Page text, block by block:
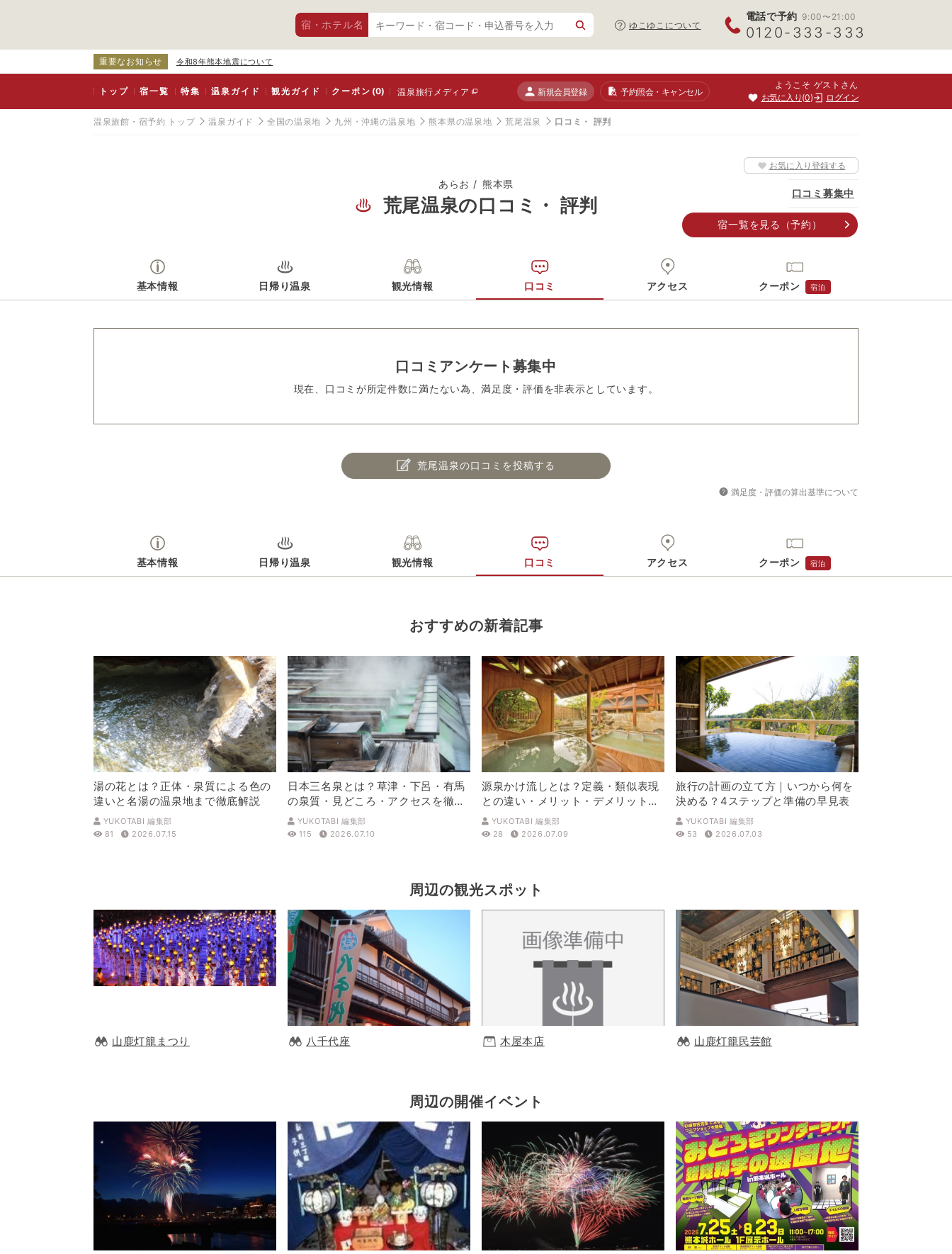
宿・ホテル名 ゆこゆこについて
電話で予約 9:00〜21:00
0120-333-333
重要なお知らせ 令和8年熊本地震について
トップ 宿一覧 特集 温泉ガイド 観光ガイド クーポン(0) 温泉旅行メディア 新規会員登録 予約照会・キャンセル
ようこそ ゲストさん
お気に入り 0 ログイン
温泉旅館・宿予約 トップ 温泉ガイド 全国の温泉地 九州・沖縄の温泉地 熊本県の温泉地 荒尾温泉 口コミ・ 評判
あらお 熊本県
荒尾温泉の口コミ・ 評判
お気に入り登録する
口コミ募集中
宿一覧を見る （予約）
基本情報 日帰り温泉 観光情報 口コミ アクセス クーポン 宿泊
口コミアンケート募集中
現在、口コミが所定件数に満たない為、満足度・評価を非表示としています。
荒尾温泉の口コミを投稿する
満足度・評価の算出基準について
基本情報 日帰り温泉 観光情報 口コミ アクセス クーポン 宿泊
おすすめの新着記事
湯の花とは？正体・泉質による色の
違いと名湯の温泉地まで徹底解説
YUKOTABI 編集部
81
2026.07.15
日本三名泉とは？草津・下呂・有馬
の泉質・見どころ・アクセスを徹底
解説
YUKOTABI 編集部
115
2026.07.10
源泉かけ流しとは？定義・類似表現
との違い・メリット・デメリットを
解説
YUKOTABI 編集部
28
2026.07.09
旅行の計画の立て方｜いつから何を
決める？4ステップと準備の早見表
YUKOTABI 編集部
53
2026.07.03
周辺の観光スポット
山鹿灯籠まつり 八千代座 木屋本店 山鹿灯籠民芸館
周辺の開催イベント